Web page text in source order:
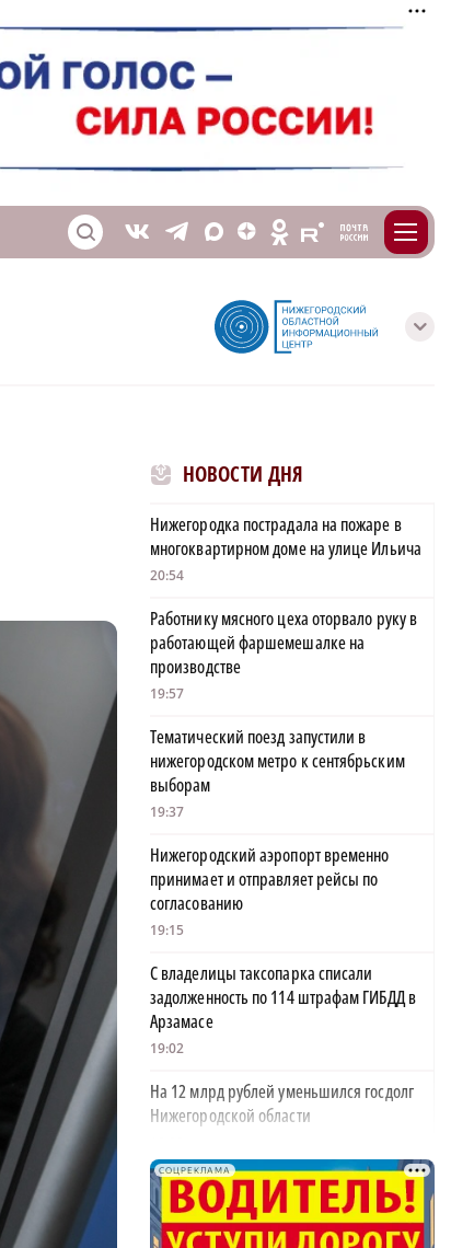
S V T X Z O E m
с
НОВОСТИ ДНЯ
Нижегородка пострадала на пожаре в
многоквартирном доме на улице Ильича
20:54
Работнику мясного цеха оторвало руку в
работающей фаршемешалке на
производстве
19:57
Тематический поезд запустили в
нижегородском метро к сентябрьским
выборам
19:37
Нижегородский аэропорт временно
принимает и отправляет рейсы по
согласованию
19:15
С владелицы таксопарка списали
задолженность по 114 штрафам ГИБДД в
Арзамасе
19:02
На 12 млрд рублей уменьшился госдолг
Нижегородской области
В Нижегородской области тестируют
дроны для контроля сброса мусора
18:37
СОЦРЕКЛАМА